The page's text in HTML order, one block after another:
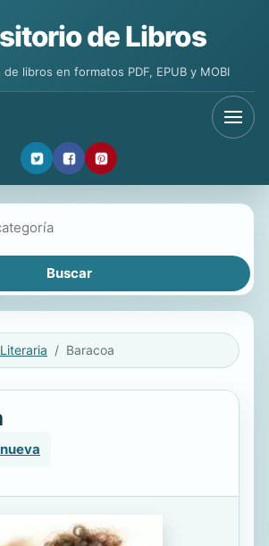
de Libros
libros en formatos PDF, EPUB y MOBI
Baracoa